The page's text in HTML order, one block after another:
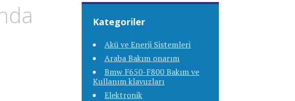
Kategoriler
Akü ve Enerji Sistemleri
Araba Bakım onarım
Bmw F650-F800 Bakım ve
Kullanım klavuzları
Elektronik